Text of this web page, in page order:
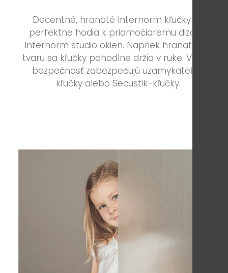
Decentné, hranaté Internorm kľučky sa
perfektne hodia k priamočiaremu dizajnu
Internorm studio okien. Napriek hranatému
tvaru sa kľučky pohodlne držia v ruke. Väčšiu
bezpečnosť zabezpečujú uzamykateľné
kľučky alebo Secustik-kľučky.